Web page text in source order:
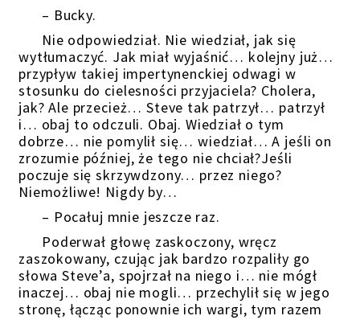
– Bucky.
Nie odpowiedział. Nie wiedział, jak się
wytłumaczyć. Jak miał wyjaśnić… kolejny już…
przypływ takiej impertynenckiej odwagi w
stosunku do cielesności przyjaciela? Cholera,
jak? Ale przecież… Steve tak patrzył… patrzył
i… obaj to odczuli. Obaj. Wiedział o tym
dobrze… nie pomylił się… wiedział… A jeśli on
zrozumie później, że tego nie chciał?Jeśli
poczuje się skrzywdzony… przez niego?
Niemożliwe! Nigdy by…
– Pocałuj mnie jeszcze raz.
Poderwał głowę zaskoczony, wręcz
zaszokowany, czując jak bardzo rozpaliły go
słowa Steve’a, spojrzał na niego i… nie mógł
inaczej… obaj nie mogli… przechylił się w jego
stronę, łącząc ponownie ich wargi, tym razem